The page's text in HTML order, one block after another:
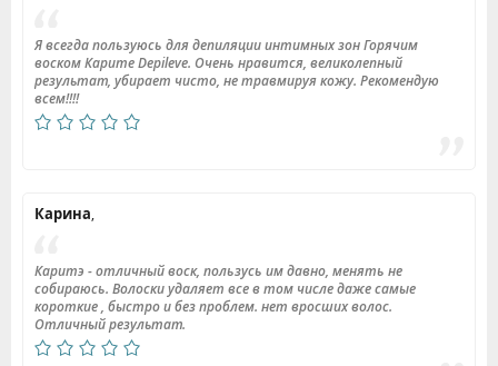
Я всегда пользуюсь для депиляции интимных зон Горячим
воском Карите Depileve. Очень нравится, великолепный
результат, убирает чисто, не травмируя кожу. Рекомендую
всем!!!!
Карина,
Каритэ - отличный воск, пользусь им давно, менять не
собираюсь. Волоски удаляет все в том числе даже самые
короткие , быстро и без проблем. нет вросших волос.
Отличный результат.